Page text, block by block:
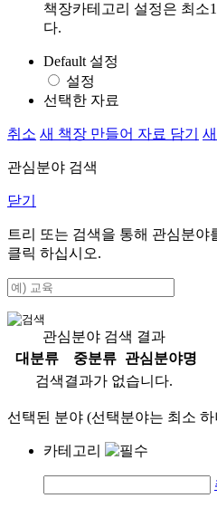
책장카테고리 설정은 최소
다.
Default 설정
설정
선택한 자료
취소 새 책장 만들어 자료 담기
관심분야 검색
닫기
트리 또는 검색을 통해 관심분야
클릭 하십시오.
관심분야 검색 결과
대분류
중분류
관심분야명
검색결과가 없습니다.
선택된 분야 (선택분야는 최소
카테고리